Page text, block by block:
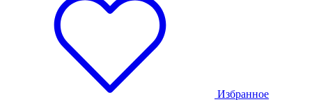
Избранное